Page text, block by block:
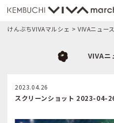
けんぶちVIVAマルシェ >VIVAニュース
VIVAニ
2023.04.26
スクリーンショット 2023-04-